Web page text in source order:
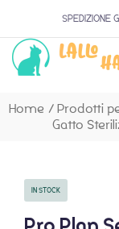
SPEDIZIONE
Home / Prodotti
Gatto
IN STOCK